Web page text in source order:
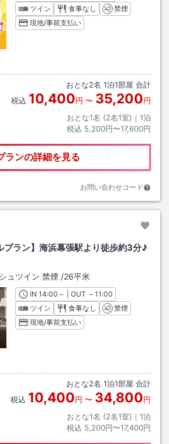
ツイン
食事なし
禁煙
現地/事前支払い
おとな2名 1泊1部屋 合計
税込 10,400円 〜 35,200円
おとな1名 (2名1室)｜ 1泊
税込 5,200円〜17,600円
ランの詳細を見る
お問い合わせコード
プラン】海浜幕張駅より徒歩約3分♪
ュツイン 禁煙 /26平米
INチェックイン
14:00 ～ | OUT チェックアウト
～11:00
ツイン
食事なし
禁煙
現地/事前支払い
おとな2名 1泊1部屋 合計
税込 10,400円 〜 34,800円
おとな1名 (2名1室)｜ 1泊
税込 5,200円〜17,400円